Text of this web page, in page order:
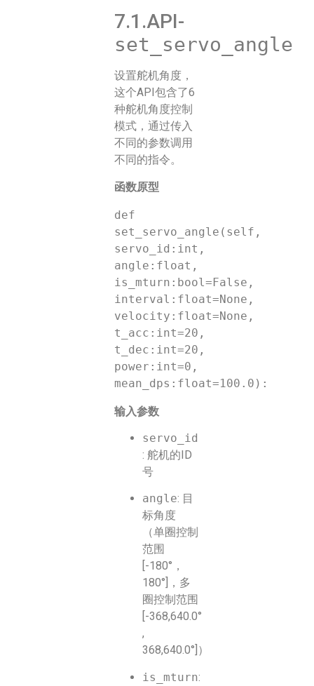
7.1.API-
set_servo_angle
设置舵机角度，
这个API包含了6
种舵机角度控制
模式，通过传入
不同的参数调用
不同的指令。
函数原型
def
set_servo_angle(self,
servo_id:int,
angle:float,
is_mturn:bool=False,
interval:float=None,
velocity:float=None,
t_acc:int=20,
t_dec:int=20,
power:int=0,
输入参数
servo_id
: 舵机的ID
号
angle: 目
标角度
（单圈控制
范围
[-180°，
180°]，多
圈控制范围
[-368,640.0°
,
368,640.0°]）
is_mturn: